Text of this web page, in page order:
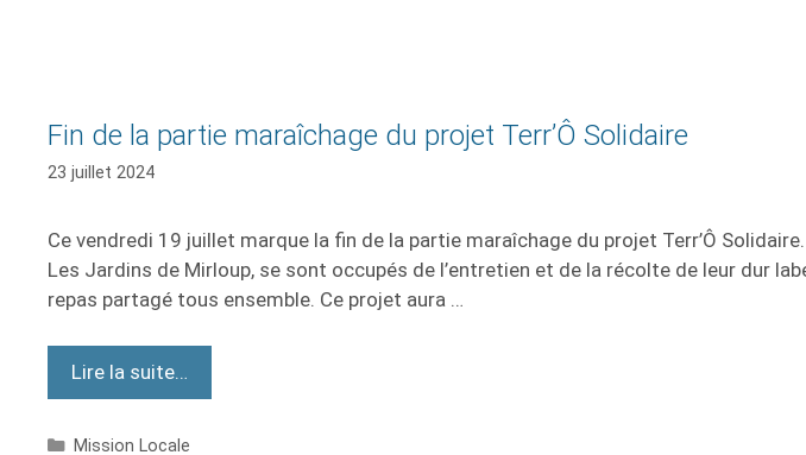
Fin de la partie maraîchage du projet Terr’Ô Solidaire
23 juillet 2024
Ce vendredi 19 juillet marque la fin de la partie maraîchage du projet Terr’Ô
Les Jardins de Mirloup, se sont occupés de l’entretien et de la récolte de leur dur
repas partagé tous ensemble. Ce projet aura …
Lire la suite…
Mission Locale